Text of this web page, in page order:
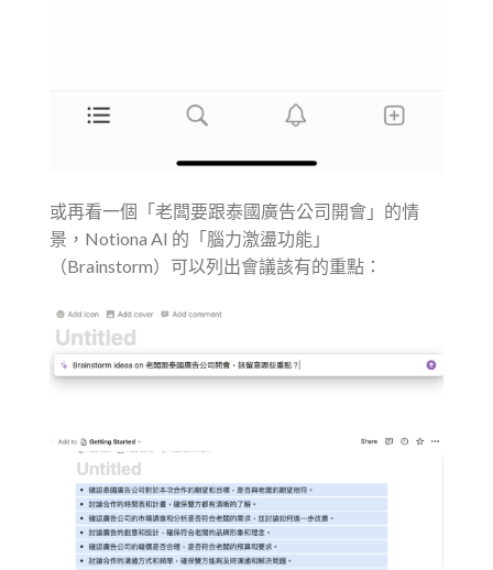
或再看一個「老闆要跟泰國廣告公司開會」的情
景，Notiona AI 的「腦力激盪功能」
（Brainstorm）可以列出會議該有的重點：